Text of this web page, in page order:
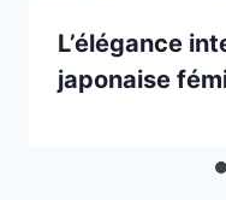
L’élégance
japonaise